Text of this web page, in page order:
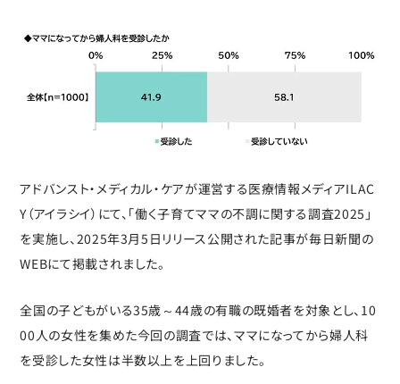
アドバンスト・メディカル・ケアが運営する医療情報メディアILAC
Y（アイラシイ）にて、「働く子育てママの不調に関する調査2025」
を実施し、2025年3月5日リリース公開された記事が毎日新聞の
WEBにて掲載されました。
全国の子どもがいる35歳～44歳の有職の既婚者を対象とし、10
00人の女性を集めた今回の調査では、ママになってから婦人科
を受診した女性は半数以上を上回りました。